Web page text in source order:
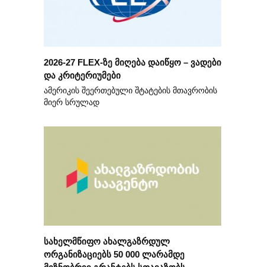
2026-27 FLEX-ზე მიღება დაიწყო – ვადები
და კრიტერიუმები
ამერიკის შეერთებული შტატების მთავრობის
მიერ სრულად
სახელმწიფო ახალგაზრდულ
ორგანიზაციებს 50 000 ლარამდე